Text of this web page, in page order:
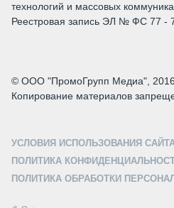
технологий и массовых
Реестровая запись ЭЛ № ФС 77 -
© ООО "ПромоГрупп Медиа",
Копирование материалов
УСЛОВИЯ ИСПОЛЬЗОВАНИЯ
ПОЛИТИКА
ПОЛИТИКА ОБРАБОТКИ